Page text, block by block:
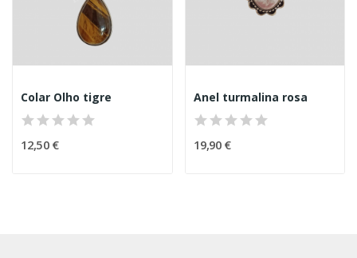
Colar Olho tigre
12,50 €
Anel turmalina rosa
19,90 €